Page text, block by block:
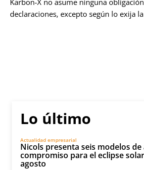
Karbon-X no asume ninguna
declaraciones, excepto según lo exija
Lo último
Actualidad empresarial
Nicols presenta seis modelos
compromiso para el eclipse
agosto